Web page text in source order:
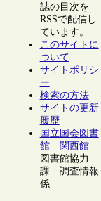
誌の目次を
RSSで配信し
ています。
このサイトに
ついて
サイトポリシ
ー
検索の方法
サイトの更新
履歴
国立国会図書
館 関西館
図書館協力
課 調査情報
係